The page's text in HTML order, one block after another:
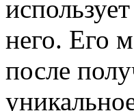
него. Его
после